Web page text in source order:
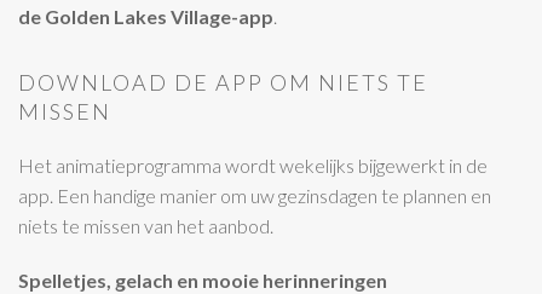
de Golden Lakes Village-app.
DOWNLOAD DE APP OM NIETS TE
MISSEN
Het animatieprogramma wordt wekelijks bijgewerkt in de
app. Een handige manier om uw gezinsdagen te plannen en
niets te missen van het aanbod.
Spelletjes, gelach en mooie herinneringen